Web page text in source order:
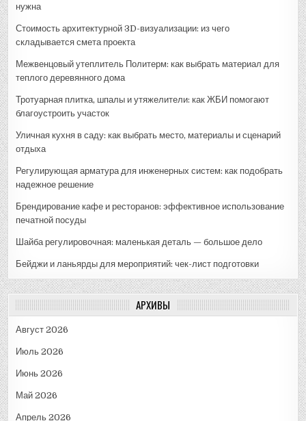
нужна
Стоимость архитектурной 3D-визуализации: из чего
складывается смета проекта
Межвенцовый утеплитель Политерм: как выбрать материал для
теплого деревянного дома
Тротуарная плитка, шпалы и утяжелители: как ЖБИ помогают
благоустроить участок
Уличная кухня в саду: как выбрать место, материалы и сценарий
отдыха
Регулирующая арматура для инженерных систем: как подобрать
надежное решение
Брендирование кафе и ресторанов: эффективное использование
печатной посуды
Шайба регулировочная: маленькая деталь — большое дело
Бейджи и ланьярды для мероприятий: чек-лист подготовки
АРХИВЫ
Август 2026
Июль 2026
Июнь 2026
Май 2026
Апрель 2026